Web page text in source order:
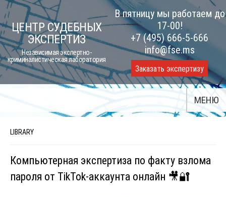
Skip
to
content
ЦЕНТР СУДЕБНЫХ
ЭКСПЕРТИЗ
Независимая экспертно-
криминалистическая лаборатория
В пятницу мы работаем до
17-00!
+7 (495) 666-5-666
info@fse.ms
Заказать экспертизу
МЕНЮ
LIBRARY
Компьютерная экспертиза по факту взлома
пароля от TikTok-аккаунта онлайн 🎥🔐